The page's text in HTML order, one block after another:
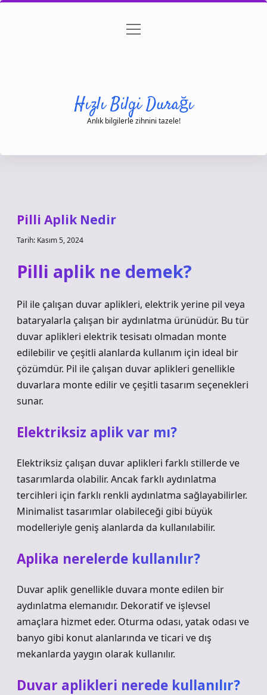
Gizlilik Politikası
menüyü
Hızlı Bilgi Durağı
Anlık bilgilerle zihnini tazele!
Pilli Aplik Nedir
Tarih: Kasım 5, 2024
Pilli aplik ne demek?
Pil ile çalışan duvar aplikleri, elektrik yerine pil veya
bataryalarla çalışan bir aydınlatma ürünüdür. Bu tür
duvar aplikleri elektrik tesisatı olmadan monte
edilebilir ve çeşitli alanlarda kullanım için ideal bir
çözümdür. Pil ile çalışan duvar aplikleri genellikle
duvarlara monte edilir ve çeşitli tasarım seçenekleri
sunar.
Elektriksiz aplik var mı?
Elektriksiz çalışan duvar aplikleri farklı stillerde ve
tasarımlarda olabilir. Ancak farklı aydınlatma
tercihleri ​​için farklı renkli aydınlatma sağlayabilirler.
Minimalist tasarımlar olabileceği gibi büyük
modelleriyle geniş alanlarda da kullanılabilir.
Aplika nerelerde kullanılır?
Duvar aplik genellikle duvara monte edilen bir
aydınlatma elemanıdır. Dekoratif ve işlevsel
amaçlara hizmet eder. Oturma odası, yatak odası ve
banyo gibi konut alanlarında ve ticari ve dış
mekanlarda yaygın olarak kullanılır.
Duvar aplikleri nerede kullanılır?